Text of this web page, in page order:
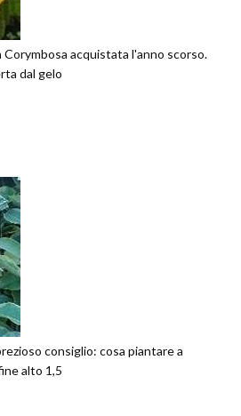
acquistata l'anno scorso.
dal gelo
consiglio: cosa piantare a
alto 1,5